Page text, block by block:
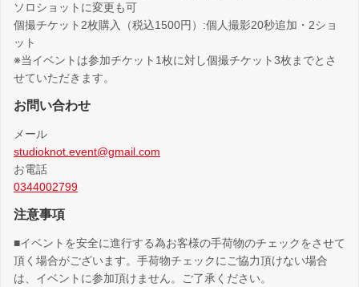
ソロショットに変更も可
個撮チケット2枚購入（税込1500円）:個人撮影20秒追加・2ショ
ット
※当イベントは参加チケット1枚に対し個撮チケット3枚までとさ
せていただきます。
お問い合わせ
メール
studioknot.event@gmail.com
お電話
0344002799
注意事項
■イベントを安全に進行する為お客様の手荷物のチェックをさせて
頂く場合がございます。手荷物チェックにご協力頂けない場合
は、イベントに参加頂けません。ご了承ください。